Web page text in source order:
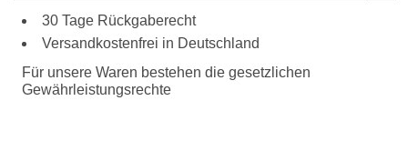
Außen:
3 Reißverschlussfächer
2 Steckfächer
Tragweise:
30 Tage Rückgaberecht
Versandkostenfrei in Deutschland
Für unsere Waren bestehen die gesetzlichen
Gewährleistungsrechte